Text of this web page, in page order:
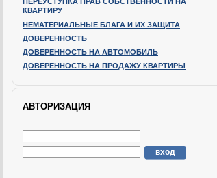
КВАРТИРУ
НЕМАТЕРИАЛЬНЫЕ БЛАГА И ИХ ЗАЩИТА
ДОВЕРЕННОСТЬ
ДОВЕРЕННОСТЬ НА АВТОМОБИЛЬ
ДОВЕРЕННОСТЬ НА ПРОДАЖУ КВАРТИРЫ
АВТОРИЗАЦИЯ